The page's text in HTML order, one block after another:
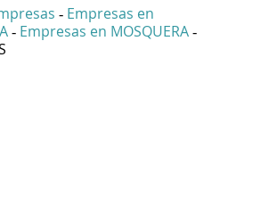
- Empresas en
- Empresas en MOSQUERA -